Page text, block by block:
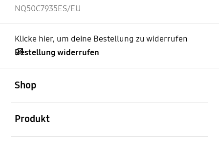
NQ50C7935ES/EU
Klicke hier, um deine Bestellung zu widerrufen
Bestellung widerrufen
Shop
Produkt